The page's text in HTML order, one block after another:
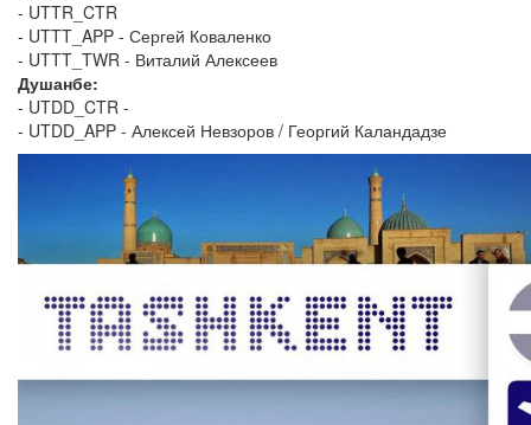
- UTTR_CTR
- UTTT_APP - Сергей Коваленко
- UTTT_TWR - Виталий Алексеев
Душанбе:
- UTDD_CTR -
- UTDD_APP - Алексей Невзоров / Георгий Каландадзе